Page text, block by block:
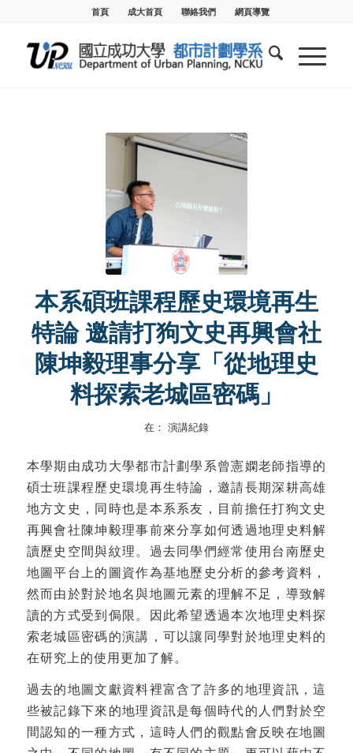
首頁 成大首頁 聯絡我們 網頁導覽
本系碩班課程歷史環境再生
特論 邀請打狗文史再興會社
陳坤毅理事分享「從地理史
料探索老城區密碼」
在： 演講紀錄
本學期由成功大學都市計劃學系曾憲嫻老師指導的
碩士班課程歷史環境再生特論，邀請長期深耕高雄
地方文史，同時也是本系系友，目前擔任打狗文史
再興會社陳坤毅理事前來分享如何透過地理史料解
讀歷史空間與紋理。過去同學們經常使用台南歷史
地圖平台上的圖資作為基地歷史分析的參考資料，
然而由於對於地名與地圖元素的理解不足，導致解
讀的方式受到侷限。因此希望透過本次地理史料探
索老城區密碼的演講，可以讓同學對於地理史料的
在研究上的使用更加了解。
過去的地圖文獻資料裡富含了許多的地理資訊，這
些被記錄下來的地理資訊是每個時代的人們對於空
間認知的一種方式，這時人們的觀點會反映在地圖